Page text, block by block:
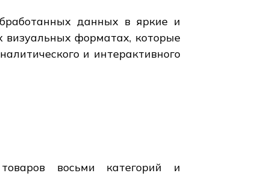
данных в яркие и
форматах, которые
и интерактивного
восьми категорий и